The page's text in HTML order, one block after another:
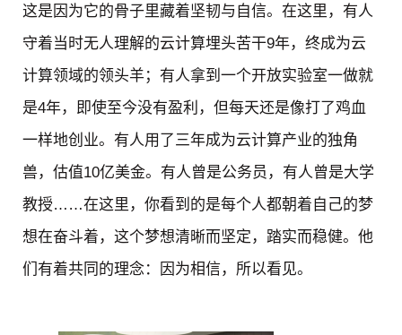
这是因为它的骨子里藏着坚韧与自信。在这里，有人
守着当时无人理解的云计算埋头苦干9年，终成为云
计算领域的领头羊；有人拿到一个开放实验室一做就
是4年，即使至今没有盈利，但每天还是像打了鸡血
一样地创业。有人用了三年成为云计算产业的独角
兽，估值10亿美金。有人曾是公务员，有人曾是大学
教授……在这里，你看到的是每个人都朝着自己的梦
想在奋斗着，这个梦想清晰而坚定，踏实而稳健。他
们有着共同的理念：因为相信，所以看见。